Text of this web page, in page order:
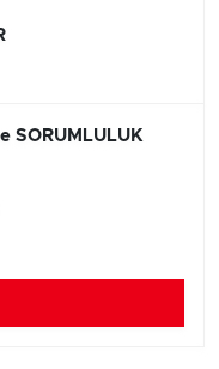
SORUMLULUK